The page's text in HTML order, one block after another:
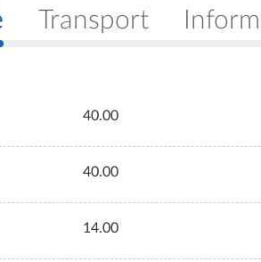
Transport
40.00
40.00
14.00